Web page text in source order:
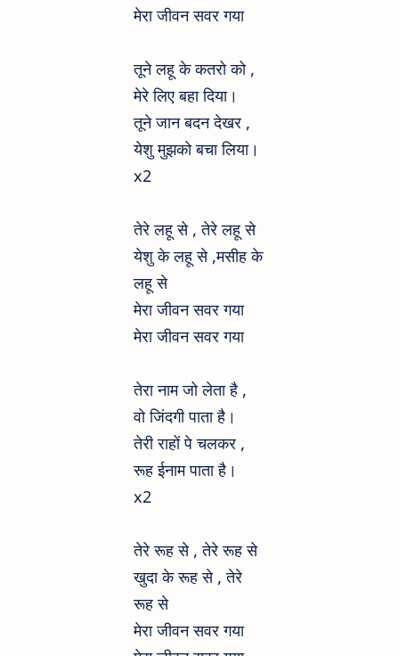
मेरा जीवन सवर गया
तूने लहू के कतरो को ,
मेरे लिए बहा दिया।
तूने जान बदन देखर ,
येशु मुझको बचा लिया।
x2
तेरे लहू से , तेरे लहू से
येशु के लहू से ,मसीह के
लहू से
मेरा जीवन सवर गया
मेरा जीवन सवर गया
तेरा नाम जो लेता है ,
वो जिंदगी पाता है।
तेरी राहों पे चलकर ,
रूह ईनाम पाता है।
x2
तेरे रूह से , तेरे रूह से
खुदा के रूह से , तेरे
रूह से
मेरा जीवन सवर गया